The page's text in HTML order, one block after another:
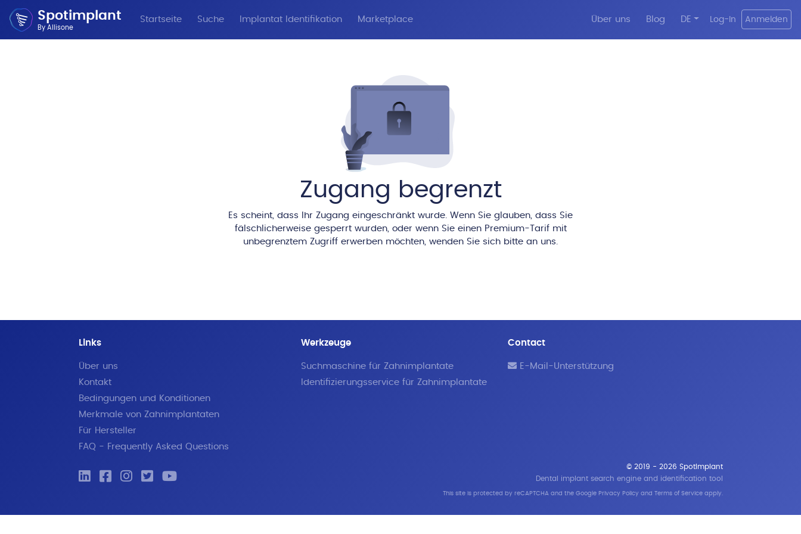
Spotimplant
By Allisone
Startseite Suche Implantat Identifikation Marketplace Über uns Blog DE Log-In Anmelden
Zugang begrenzt
Es scheint, dass Ihr Zugang eingeschränkt wurde. Wenn Sie glauben, dass Sie
fälschlicherweise gesperrt wurden, oder wenn Sie einen Premium-Tarif mit
unbegrenztem Zugriff erwerben möchten, wenden Sie sich bitte an uns.
Links
Über uns
Kontakt
Bedingungen und Konditionen
Merkmale von Zahnimplantaten
Für Hersteller
FAQ - Frequently Asked Questions
Werkzeuge
Suchmaschine für Zahnimplantate
Identifizierungsservice für Zahnimplantate
Contact
E-Mail-Unterstützung
© 2019 - 2026 SpotImplant
Dental implant search engine and identification tool
This site is protected by reCAPTCHA and the Google Privacy Policy and Terms of Serviceapply.